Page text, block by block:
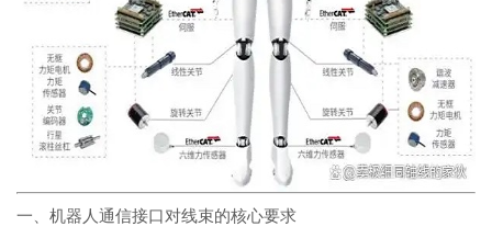
一、机器人通信接口对线束的核心要求